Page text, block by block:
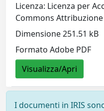
Licenza: Licenza per
Commons Attribuzione
Dimensione 251.51 kB
Formato Adobe PDF
Visualizza/Apri
I documenti in IRIS